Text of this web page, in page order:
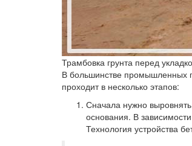
Трамбовка грунта перед
В большинстве промышленных
проходит в несколько этапов:
Сначала нужно
основания. В
Технология устройства